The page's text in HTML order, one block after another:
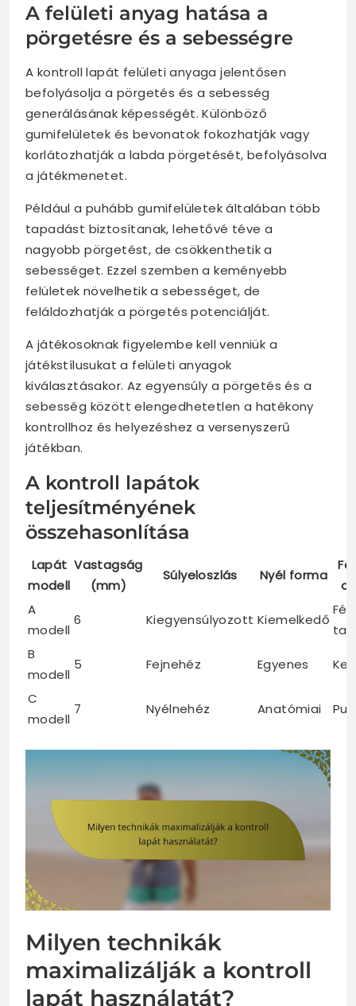
A felületi anyag hatása a
pörgetésre és a sebességre
A kontroll lapát felületi anyaga jelentősen
befolyásolja a pörgetés és a sebesség
generálásának képességét. Különböző
gumifelületek és bevonatok fokozhatják vagy
korlátozhatják a labda pörgetését, befolyásolva
a játékmenetet.
Például a puhább gumifelületek általában több
tapadást biztosítanak, lehetővé téve a
nagyobb pörgetést, de csökkenthetik a
sebességet. Ezzel szemben a keményebb
felületek növelhetik a sebességet, de
feláldozhatják a pörgetés potenciálját.
A játékosoknak figyelembe kell venniük a
játékstílusukat a felületi anyagok
kiválasztásakor. Az egyensúly a pörgetés és a
sebesség között elengedhetetlen a hatékony
kontrollhoz és helyezéshez a versenyszerű
játékban.
A kontroll lapátok
teljesítményének
összehasonlítása
Lapát
modell
Vastagság
(mm)
Súlyeloszlás Nyél forma
A
modell
6 Kiegyensúlyozott Kiemelkedő
Fél
B
modell
5 Fejnehéz Egyenes
C
modell
7 Nyélnehéz Anatómiai
Milyen technikák
maximalizálják a kontroll
lapát használatát?